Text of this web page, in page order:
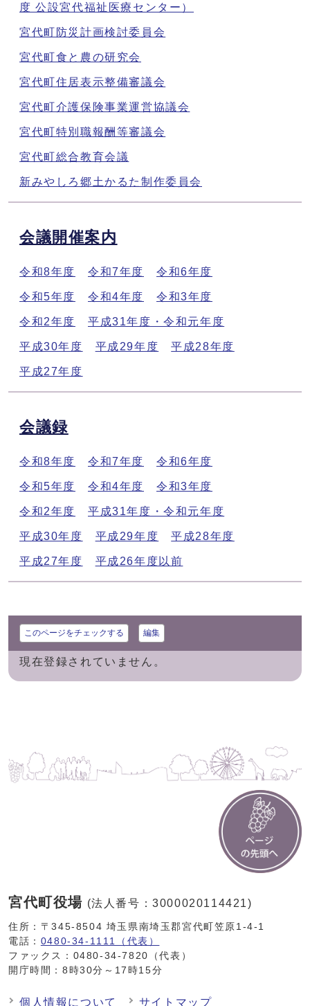
度 公設宮代福祉医療センター）
宮代町防災計画検討委員会
宮代町食と農の研究会
宮代町住居表示整備審議会
宮代町介護保険事業運営協議会
宮代町特別職報酬等審議会
宮代町総合教育会議
新みやしろ郷土かるた制作委員会
会議開催案内
令和8年度 令和7年度 令和6年度
令和5年度 令和4年度 令和3年度
令和2年度 平成31年度・令和元年度
平成30年度 平成29年度 平成28年度
平成27年度
会議録
令和8年度 令和7年度 令和6年度
令和5年度 令和4年度 令和3年度
令和2年度 平成31年度・令和元年度
平成30年度 平成29年度 平成28年度
平成27年度 平成26年度以前
このページをチェックする 編集
現在登録されていません。
宮代町役場 (法人番号：3000020114421)
住所：〒345-8504 埼玉県南埼玉郡宮代町笠原1-4-1
電話： 0480-34-1111（代表）
ファックス：0480-34-7820（代表）
開庁時間：8時30分～17時15分
個人情報について サイトマップ